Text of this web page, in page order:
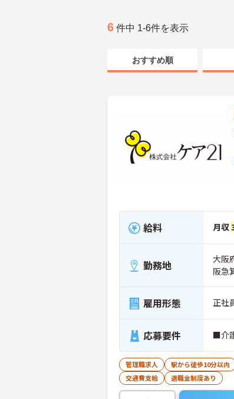
6 件中 1-6件を表示
おすすめ順
給料 月収
勤務地
大阪
阪急
雇用形態 正社
応募要件 ■介
管理職求人 駅から徒歩10分以内
交通費支給
退職金制度あり